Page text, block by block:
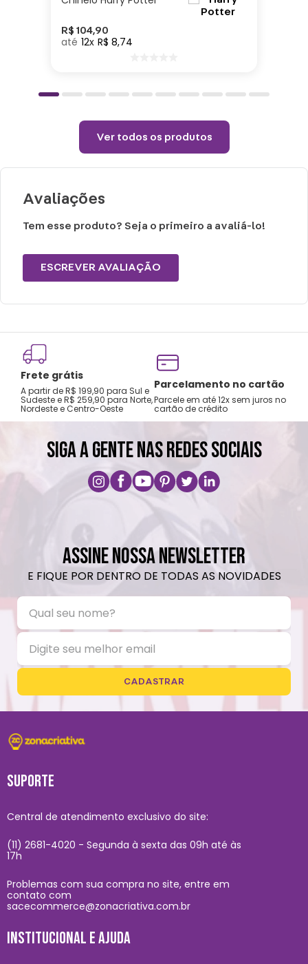
Especificações:
Altura: 47cm| Largura: 39cm| Comprimento:
Poliéster, PVA
Cuidados e recomendações de uso:
Lavagem manual.
Proibido alvejar.
Não passar.
Não lavar a seco.
R$ 104,90
12 R$ 8,74
Ver todos os produtos
Avaliações
Tem esse produto? Seja o primeiro a avaliá-lo!
ESCREVER AVALIAÇÃO
Frete grátis
A partir de R$ 199,90 para Sul e
Sudeste e R$ 259,90 para Norte,
Nordeste e Centro-Oeste
Parcelamento no cartão
Parcele em até 12x sem juros no
cartão de crédito
SIGA A GENTE NAS REDES SOCIAIS
ASSINE NOSSA NEWSLETTER
E FIQUE POR DENTRO DE TODAS AS NOVIDADES
CADASTRAR
SUPORTE
Central de atendimento exclusivo do site:
(11) 2681-4020 - Segunda à sexta das 09h até às
17h
Problemas com sua compra no site, entre em
contato com
sacecommerce@zonacriativa.com.br
INSTITUCIONAL E AJUDA